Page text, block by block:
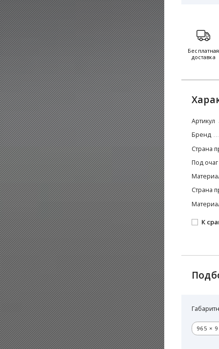
Бесплатная
доставка
Артикул
Бренд
Страна
Под очаг
Страна
К
965 ×